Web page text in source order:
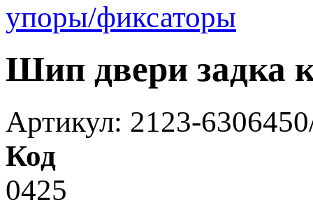
упоры/фиксаторы
Шип двери задка
Артикул: 2123-
Код
0425